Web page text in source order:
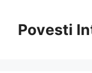
contentPovesti